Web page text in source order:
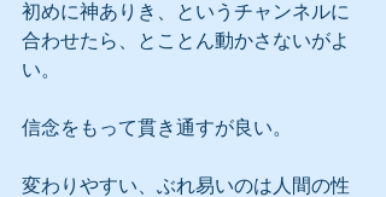
初めに神ありき、というチャンネルに
合わせたら、とことん動かさないがよ
い。
信念をもって貫き通すが良い。
変わりやすい、ぶれ易いのは人間の性